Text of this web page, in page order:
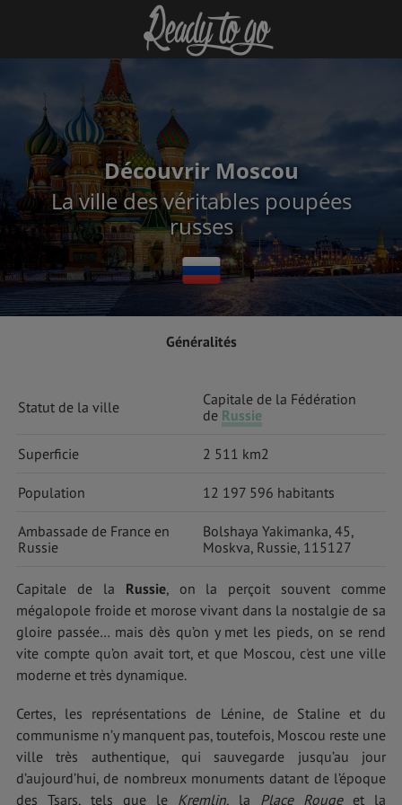
Découvrir Moscou
La ville des véritables poupées
russes
Généralités
Statut de la ville
Capitale de la Fédération
de Russie
Superficie 2 511 km2
Population 12 197 596 habitants
Ambassade de France en
Russie
Bolshaya Yakimanka, 45,
Moskva, Russie, 115127
Capitale de la Russie, on la perçoit souvent comme
mégalopole froide et morose vivant dans la nostalgie de sa
gloire passée… mais dès qu’on y met les pieds, on se rend
vite compte qu’on avait tort, et que Moscou, c'est une ville
moderne et très dynamique.
Certes, les représentations de Lénine, de Staline et du
communisme n’y manquent pas, toutefois, Moscou reste une
ville très authentique, qui sauvegarde jusqu’au jour
d’aujourd’hui, de nombreux monuments datant de l’époque
des Tsars, tels que le Kremlin, la Place Rougeet la